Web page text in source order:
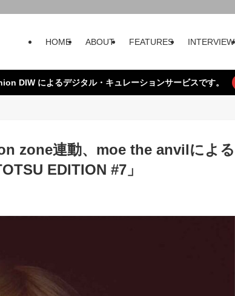
HOME ABOUT FEATURES INTERVIEW
DIW によるデジタル・キュレーションサービスです。
zone連動、moe the anvilによる
EDITION #7」